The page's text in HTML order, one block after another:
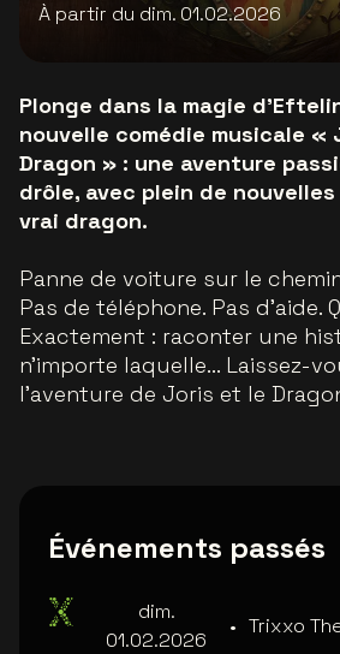
À partir du dim. 01.02.2026
Plonge dans la magie
nouvelle comédie musicale «
Dragon » : une aventure
drôle, avec plein de
vrai dragon.
Panne de voiture sur le
Pas de téléphone. Pas d'aide.
Exactement : raconter une
n'importe laquelle... Laissez-
l'aventure de Joris et le
Événements passés
dim.
01.02.2026
• Trixxo